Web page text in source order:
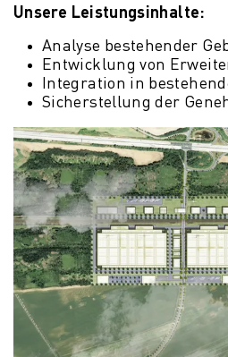
Unsere Leistungsinhalte:
Analyse bestehender
Entwicklung von
Integration in
Sicherstellung der